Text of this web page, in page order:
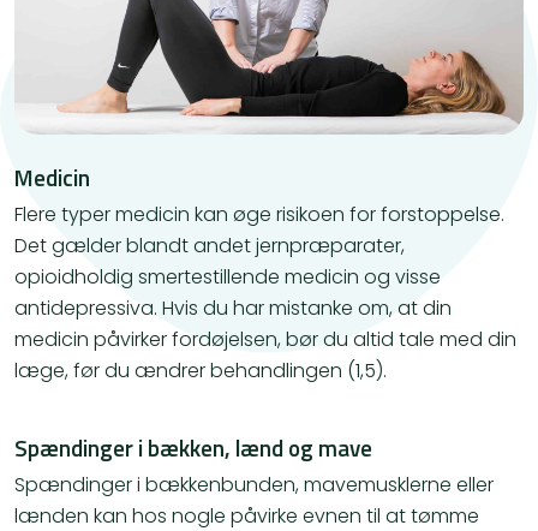
Medicin
Flere typer medicin kan øge risikoen for forstoppelse.
Det gælder blandt andet jernpræparater,
opioidholdig smertestillende medicin og visse
antidepressiva. Hvis du har mistanke om, at din
medicin påvirker fordøjelsen, bør du altid tale med din
læge, før du ændrer behandlingen (1,5).
Spændinger i bækken, lænd og mave
Spændinger i bækkenbunden, mavemusklerne eller
lænden kan hos nogle påvirke evnen til at tømme